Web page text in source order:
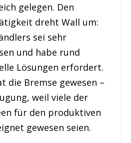
gelegen. Den
dreht Wall um:
sei sehr
und habe rund
Lösungen erfordert.
die Bremse gewesen –
weil viele der
für den produktiven
gewesen seien.